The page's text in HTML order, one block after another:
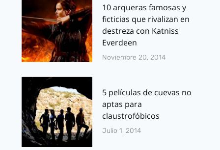
10 arqueras famosas y
ficticias que rivalizan en
destreza con Katniss
Everdeen
Noviembre 20, 2014
5 películas de cuevas no
aptas para
claustrofóbicos
Julio 1, 2014